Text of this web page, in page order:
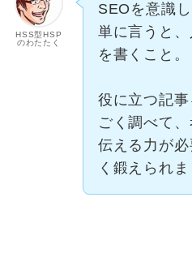
HSS型HSP
のわたたく
SEOを意識
単に言うと
を書くこと。
役に立つ記
ごく調べて
伝える力が
く鍛えられま